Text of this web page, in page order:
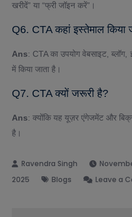
खरीदें” या “फ्री जॉइन करें”।
Q6. CTA कहां इस्तेमाल किया
Ans: CTA का उपयोग वेबसाइट, ब्लॉग,
में किया जाता है।
Q7. CTA क्यों जरूरी है?
Ans: क्योंकि यह यूज़र एंगेजमेंट और
है।
2025
Blogs Leave a